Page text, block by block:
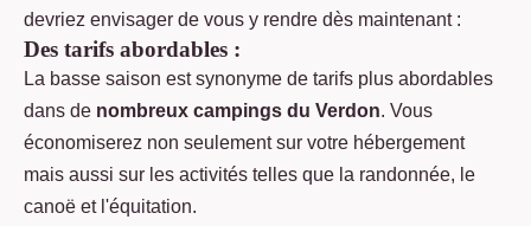
devriez envisager de vous y rendre dès maintenant :
Des tarifs abordables :
La basse saison est synonyme de tarifs plus abordables
dans de nombreux campings du Verdon. Vous
économiserez non seulement sur votre hébergement
mais aussi sur les activités telles que la randonnée, le
canoë et l'équitation.